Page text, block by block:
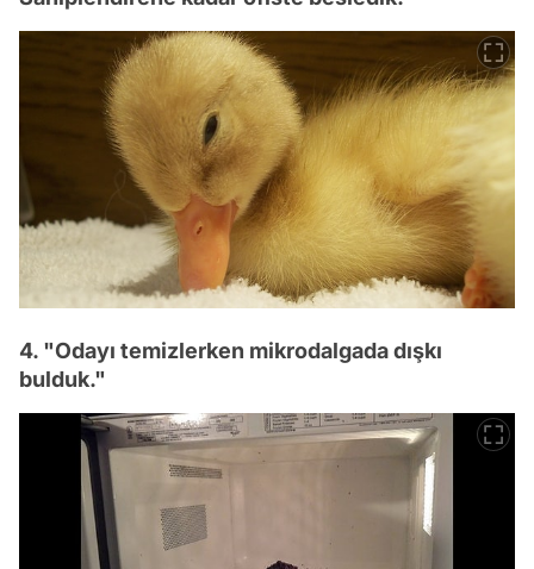
4. "Odayı temizlerken mikrodalgada dışkı
bulduk."